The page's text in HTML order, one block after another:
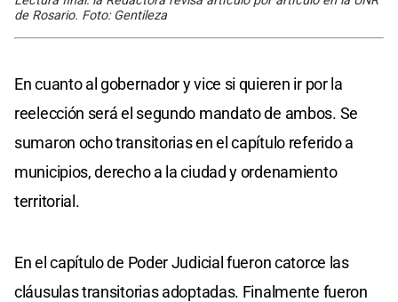
de Rosario. Foto: Gentileza
En cuanto al gobernador y vice si quieren ir por la
reelección será el segundo mandato de ambos. Se
sumaron ocho transitorias en el capítulo referido a
municipios, derecho a la ciudad y ordenamiento
territorial.
En el capítulo de Poder Judicial fueron catorce las
cláusulas transitorias adoptadas. Finalmente fueron